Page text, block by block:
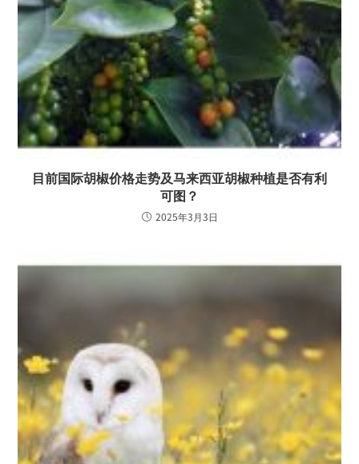
目前国际胡椒价格走势及马来西亚胡椒种植是否有利
可图？
2025年3月3日